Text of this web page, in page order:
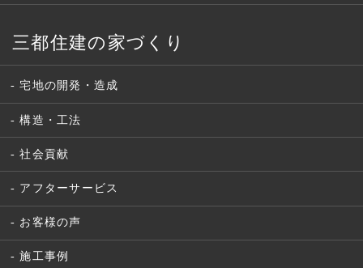
三都住建の家づくり
宅地の開発・造成
構造・工法
社会貢献
アフターサービス
お客様の声
施工事例